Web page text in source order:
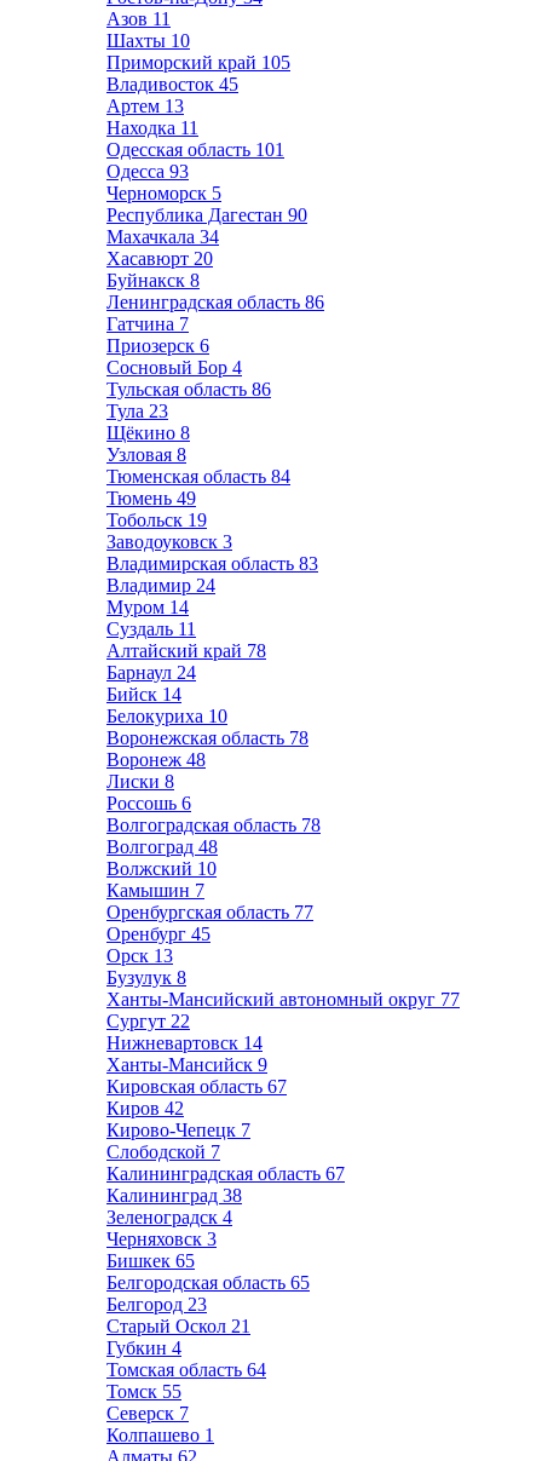
Азов 11
Шахты 10
Приморский край 105
Владивосток 45
Артем 13
Находка 11
Одесская область 101
Одесса 93
Черноморск 5
Республика Дагестан 90
Махачкала 34
Хасавюрт 20
Буйнакск 8
Ленинградская область 86
Гатчина 7
Приозерск 6
Сосновый Бор 4
Тульская область 86
Тула 23
Щёкино 8
Узловая 8
Тюменская область 84
Тюмень 49
Тобольск 19
Заводоуковск 3
Владимирская область 83
Владимир 24
Муром 14
Суздаль 11
Алтайский край 78
Барнаул 24
Бийск 14
Белокуриха 10
Воронежская область 78
Воронеж 48
Лиски 8
Россошь 6
Волгоградская область 78
Волгоград 48
Волжский 10
Камышин 7
Оренбургская область 77
Оренбург 45
Орск 13
Бузулук 8
Ханты-Мансийский автономный округ 77
Сургут 22
Нижневартовск 14
Ханты-Мансийск 9
Кировская область 67
Киров 42
Кирово-Чепецк 7
Слободской 7
Калининградская область 67
Калининград 38
Зеленоградск 4
Черняховск 3
Бишкек 65
Белгородская область 65
Белгород 23
Старый Оскол 21
Губкин 4
Томская область 64
Томск 55
Северск 7
Колпашево 1
Алматы 62